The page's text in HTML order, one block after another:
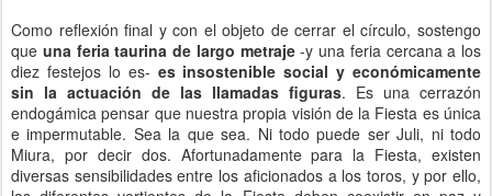
Como reflexión final y con el objeto de cerrar el círculo, sostengo
que una feria taurina de largo metraje-y una feria cercana a los
diez festejos lo es- es insostenible social y económicamente
sin la actuación de las llamadas figuras. Es una cerrazón
endogámica pensar que nuestra propia visión de la Fiesta es única
e impermutable. Sea la que sea. Ni todo puede ser Juli, ni todo
Miura, por decir dos. Afortunadamente para la Fiesta, existen
diversas sensibilidades entre los aficionados a los toros, y por ello,